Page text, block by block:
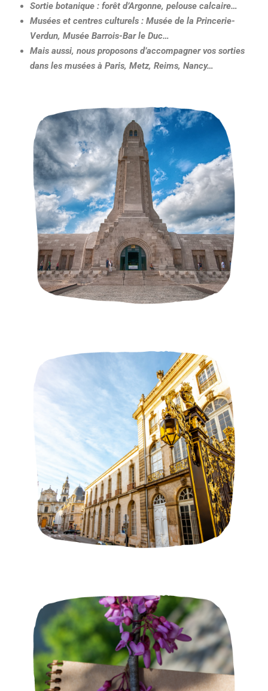
Sortie botanique : forêt d’Argonne, pelouse calcaire…
Musées et centres culturels : Musée de la Princerie-
Verdun, Musée Barrois-Bar le Duc…
Mais aussi, nous proposons d’accompagner vos sorties
dans les musées à Paris, Metz, Reims, Nancy…